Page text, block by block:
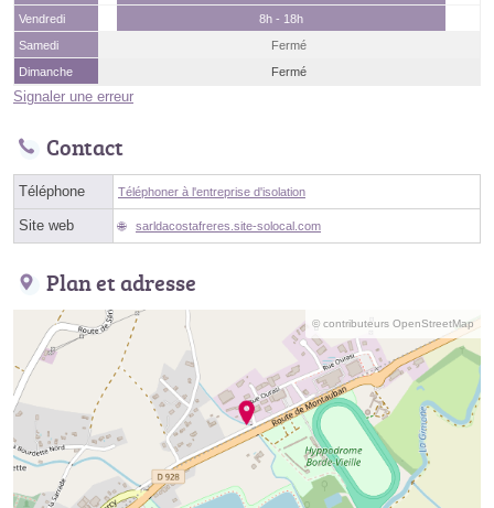
Vendredi
8h - 18h
Samedi
Fermé
Dimanche
Fermé
Signaler une erreur
Contact
Téléphone Téléphoner à l'entreprise d'isolation
Site web sarldacostafreres.site-solocal.com
Plan et adresse
© contributeurs OpenStreetMap